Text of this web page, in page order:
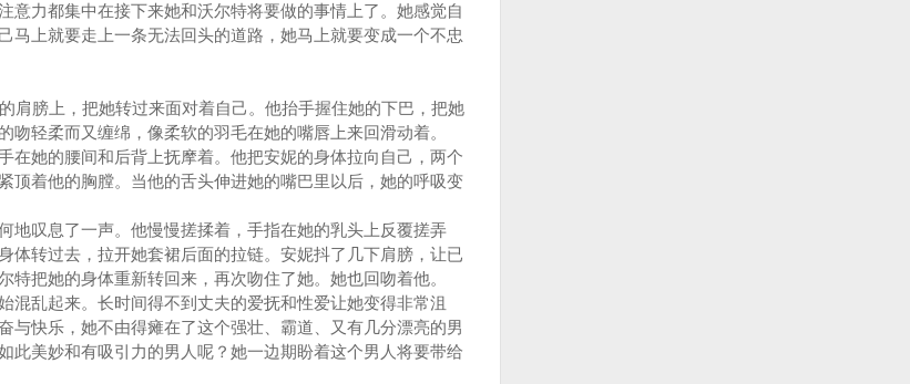
力都集中在接下来她和沃尔特将要做的事情上了。她感觉自
马上就要走上一条无法回头的道路，她马上就要变成一个不忠
膀上，把她转过来面对着自己。他抬手握住她的下巴，把她
轻柔而又缠绵，像柔软的羽毛在她的嘴唇上来回滑动着。
她的腰间和后背上抚摩着。他把安妮的身体拉向自己，两个
顶着他的胸膛。当他的舌头伸进她的嘴巴里以后，她的呼吸变
叹息了一声。他慢慢搓揉着，手指在她的乳头上反覆搓弄
体转过去，拉开她套裙后面的拉链。安妮抖了几下肩膀，让已
把她的身体重新转回来，再次吻住了她。她也回吻着他。
乱起来。长时间得不到丈夫的爱抚和性爱让她变得非常沮
与快乐，她不由得瘫在了这个强壮、霸道、又有几分漂亮的男
此美妙和有吸引力的男人呢？她一边期盼着这个男人将要带给